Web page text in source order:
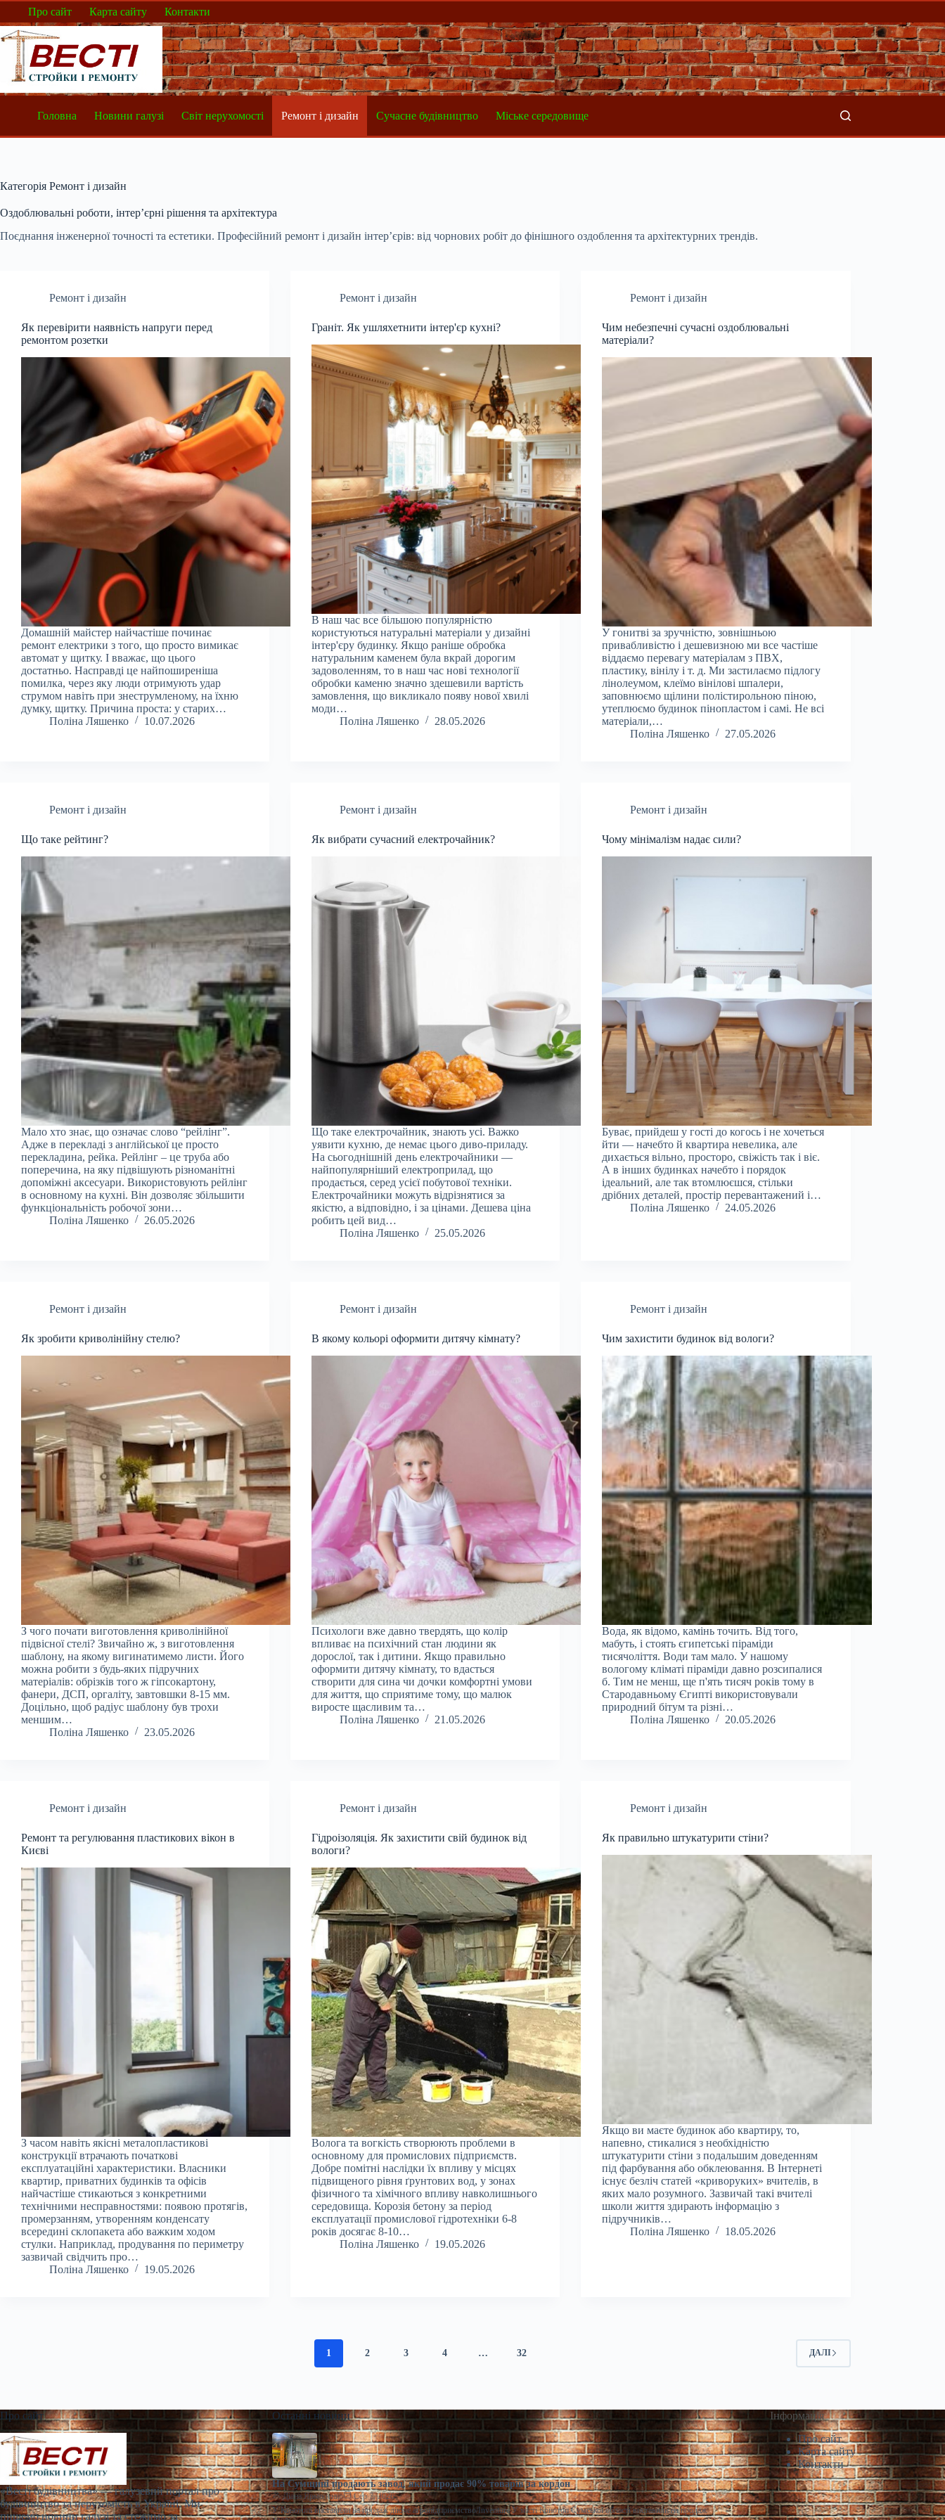
Перейти
вмісту
Про сайт Карта сайту Контакти
Головна Новини галузі Світ нерухомості Ремонт і дизайн Сучасне будівництво Міське середовище
Категорія Ремонт і дизайн
Оздоблювальні роботи, інтер’єрні рішення та архітектура
Поєднання інженерної точності та естетики. Професійний ремонт і дизайн інтер’єрів: від чорнових робіт до фінішного оздоблення та архітектурних трендів.
Ремонт і дизайн
Як перевірити наявність напруги перед
ремонтом розетки
Домашній майстер найчастіше починає
ремонт електрики з того, що просто вимикає
автомат у щитку. І вважає, що цього
достатньо. Насправді це найпоширеніша
помилка, через яку люди отримують удар
струмом навіть при знеструмленому, на їхню
думку, щитку. Причина проста: у старих…
Поліна Ляшенко
10.07.2026
Ремонт і дизайн
Граніт. Як ушляхетнити інтер'єр кухні?
В наш час все більшою популярністю
користуються натуральні матеріали у дизайні
інтер'єру будинку. Якщо раніше обробка
натуральним каменем була вкрай дорогим
задоволенням, то в наш час нові технології
обробки каменю значно здешевили вартість
замовлення, що викликало появу нової хвилі
моди…
Поліна Ляшенко
28.05.2026
Ремонт і дизайн
Чим небезпечні сучасні оздоблювальні
матеріали?
У гонитві за зручністю, зовнішньою
привабливістю і дешевизною ми все частіше
віддаємо перевагу матеріалам з ПВХ,
пластику, вінілу і т. д. Ми застилаємо підлогу
лінолеумом, клеїмо вінілові шпалери,
заповнюємо щілини полістирольною піною,
утеплюємо будинок пінопластом і самі. Не всі
матеріали,…
Поліна Ляшенко
27.05.2026
Ремонт і дизайн
Що таке рейтинг?
Мало хто знає, що означає слово “рейлінг”.
Адже в перекладі з англійської це просто
перекладина, рейка. Рейлінг – це труба або
поперечина, на яку підвішують різноманітні
допоміжні аксесуари. Використовують рейлінг
в основному на кухні. Він дозволяє збільшити
функціональність робочої зони…
Поліна Ляшенко
26.05.2026
Ремонт і дизайн
Як вибрати сучасний електрочайник?
Що таке електрочайник, знають усі. Важко
уявити кухню, де немає цього диво-приладу.
На сьогоднішній день електрочайники —
найпопулярніший електроприлад, що
продається, серед усієї побутової техніки.
Електрочайники можуть відрізнятися за
якістю, а відповідно, і за цінами. Дешева ціна
робить цей вид…
Поліна Ляшенко
25.05.2026
Ремонт і дизайн
Чому мінімалізм надає сили?
Буває, прийдеш у гості до когось і не хочеться
йти — начебто й квартира невелика, але
дихається вільно, просторо, свіжість так і віє.
А в інших будинках начебто і порядок
ідеальний, але так втомлюєшся, стільки
дрібних деталей, простір перевантажений і…
Поліна Ляшенко
24.05.2026
Ремонт і дизайн
Як зробити криволінійну стелю?
З чого почати виготовлення криволінійної
підвісної стелі? Звичайно ж, з виготовлення
шаблону, на якому вигинатимемо листи. Його
можна робити з будь-яких підручних
матеріалів: обрізків того ж гіпсокартону,
фанери, ДСП, оргаліту, завтовшки 8-15 мм.
Доцільно, щоб радіус шаблону був трохи
меншим…
Поліна Ляшенко
23.05.2026
Ремонт і дизайн
В якому кольорі оформити дитячу кімнату?
Психологи вже давно твердять, що колір
впливає на психічний стан людини як
дорослої, так і дитини. Якщо правильно
оформити дитячу кімнату, то вдасться
створити для сина чи дочки комфортні умови
для життя, що сприятиме тому, що малюк
виросте щасливим та…
Поліна Ляшенко
21.05.2026
Ремонт і дизайн
Чим захистити будинок від вологи?
Вода, як відомо, камінь точить. Від того,
мабуть, і стоять єгипетські піраміди
тисячоліття. Води там мало. У нашому
вологому кліматі піраміди давно розсипалися
б. Тим не менш, ще п'ять тисяч років тому в
Стародавньому Єгипті використовували
природний бітум та різні…
Поліна Ляшенко
20.05.2026
Ремонт і дизайн
Ремонт та регулювання пластикових вікон в
Києві
З часом навіть якісні металопластикові
конструкції втрачають початкові
експлуатаційні характеристики. Власники
квартир, приватних будинків та офісів
найчастіше стикаються з конкретними
технічними несправностями: появою протягів,
промерзанням, утворенням конденсату
всередині склопакета або важким ходом
стулки. Наприклад, продування по периметру
зазвичай свідчить про…
Поліна Ляшенко
19.05.2026
Ремонт і дизайн
Гідроізоляція. Як захистити свій будинок від
вологи?
Волога та вогкість створюють проблеми в
основному для промислових підприємств.
Добре помітні наслідки їх впливу у місцях
підвищеного рівня ґрунтових вод, у зонах
фізичного та хімічного впливу навколишнього
середовища. Корозія бетону за період
експлуатації промислової гідротехніки 6-8
років досягає 8-10…
Поліна Ляшенко
19.05.2026
Ремонт і дизайн
Як правильно штукатурити стіни?
Якщо ви маєте будинок або квартиру, то,
напевно, стикалися з необхідністю
штукатурити стіни з подальшим доведенням
під фарбування або обклеювання. В Інтернеті
існує безліч статей «криворуких» вчителів, в
яких мало розумного. Зазвичай такі вчителі
школи життя здирають інформацію з
підручників…
Поліна Ляшенко
18.05.2026
1 2 3 4 … 32 ДАЛІ
Про сайт
«Весті будівництва» — галузевий портал про
будівництво та нерухомість в Україні. Ми
пишемо новини галузі та стежимо за
Останні новини
На Сумщині продають завод, який продає 90% товарів за кордон
Діана Ярмоленко
Сер 7, 2026
У Конотопі виставили на продаж діюче агропідприємство/Inventure У місті Конотоп Сумської області виставили на продаж
Інформація
Про сайт
Карта сайту
Контакти